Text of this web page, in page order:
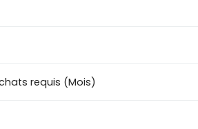
requis (Mois)